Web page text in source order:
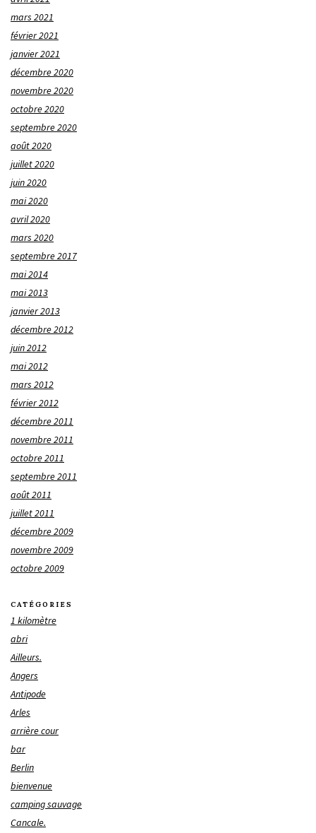
mars 2021
février 2021
janvier 2021
décembre 2020
novembre 2020
octobre 2020
septembre 2020
août 2020
juillet 2020
juin 2020
mai 2020
avril 2020
mars 2020
septembre 2017
mai 2014
mai 2013
janvier 2013
décembre 2012
juin 2012
mai 2012
mars 2012
février 2012
décembre 2011
novembre 2011
octobre 2011
septembre 2011
août 2011
juillet 2011
décembre 2009
novembre 2009
octobre 2009
CATÉGORIES
1 kilomètre
abri
Ailleurs.
Angers
Antipode
Arles
arrière cour
bar
Berlin
bienvenue
camping sauvage
Cancale.